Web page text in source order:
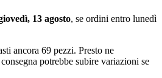
13 agosto, se ordini entro lunedì
ancora 69 pezzi. Presto ne
potrebbe subire variazioni se